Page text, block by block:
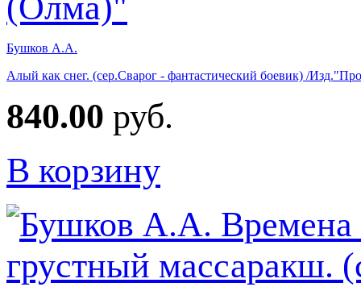
Бушков А.А.
Алый как снег. (сер.Сварог - фантастический боевик) /
840.00 руб.
В корзину